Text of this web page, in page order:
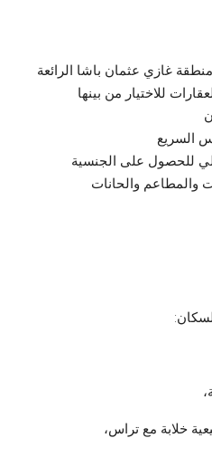
غازي عثمان باشا الرائعة
للاختيار من بينها
السريع
للحصول على الجنسية
والمطاعم والحانات
خلابة مع تراس،